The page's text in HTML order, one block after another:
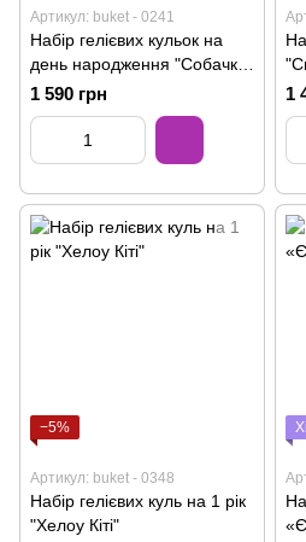
Артикул: buket - 0241
Набір гелієвих кульок на
день народження "Собачка
з ковпаком"
1 590 грн 1
−5%
Артикул: buket - 0348
Набір гелієвих куль на 1 рік
"Хелоу Кіті"